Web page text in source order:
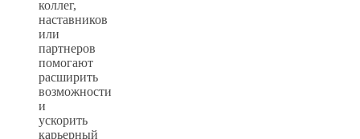
коллег,
наставников
или
партнеров
помогают
расширить
возможности
и
ускорить
карьерный